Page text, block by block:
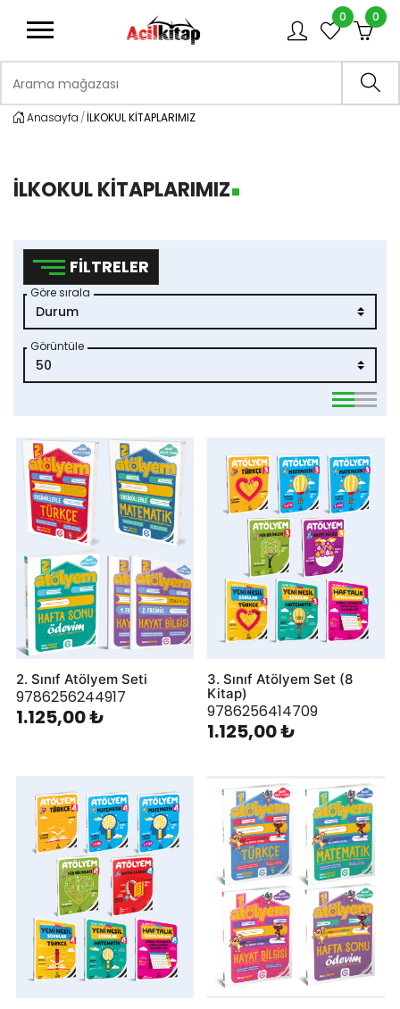
0 0
Anasayfa İLKOKUL KİTAPLARIMIZ
İLKOKUL KİTAPLARIMIZ
FILTRELER
Göre sırala
Görüntüle
2. Sınıf Atölyem Seti
9786256244917
1.125,00 ₺
3. Sınıf Atölyem Set (8
Kitap)
9786256414709
1.125,00 ₺